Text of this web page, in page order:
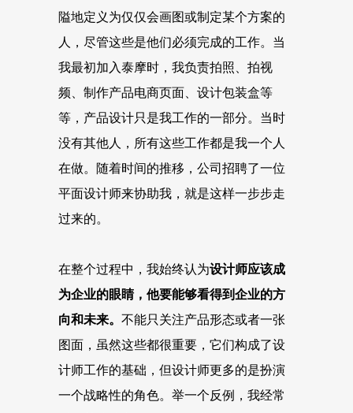
隘地定义为仅仅会画图或制定某个方案的
人，尽管这些是他们必须完成的工作。当
我最初加入泰摩时，我负责拍照、拍视
频、制作产品电商页面、设计包装盒等
等，产品设计只是我工作的一部分。当时
没有其他人，所有这些工作都是我一个人
在做。随着时间的推移，公司招聘了一位
平面设计师来协助我，就是这样一步步走
过来的。
在整个过程中，我始终认为设计师应该成
为企业的眼睛，他要能够看得到企业的方
向和未来。 不能只关注产品形态或者一张
图面，虽然这些都很重要，它们构成了设
计师工作的基础，但设计师更多的是扮演
一个战略性的角色。举一个反例，我经常